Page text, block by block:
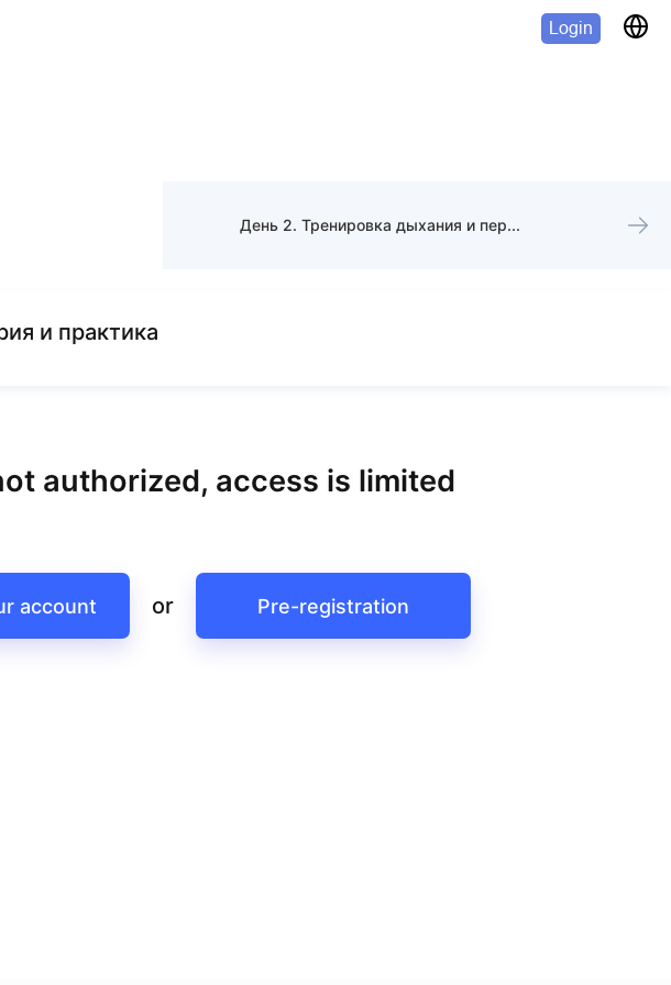
Login
День 2. Тренировка дыхания и переход в устойчивое здоровье
и практика
authorized, access is limited
account or Pre-registration